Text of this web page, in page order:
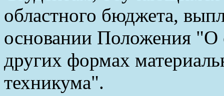
областного бюджета,
основании Положения "О
других формах
техникума".